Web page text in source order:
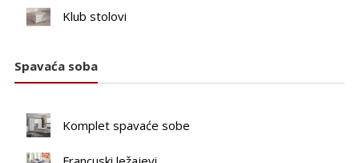
Klub stolovi
Spavaća soba
Komplet spavaće sobe